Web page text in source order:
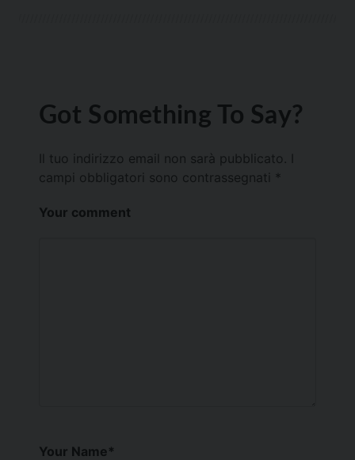
Got Something To Say?
Il tuo indirizzo email non sarà pubblicato.
campi obbligatori sono contrassegnati *
Your comment
Your Name*